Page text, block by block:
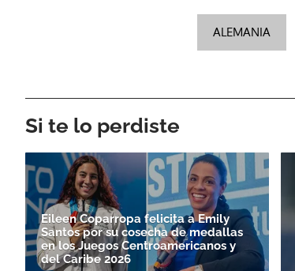
ALEMANIA
Si te lo perdiste
Eileen Coparropa felicita a Emily
Santos por su cosecha de medallas
en los Juegos Centroamericanos y
del Caribe 2026